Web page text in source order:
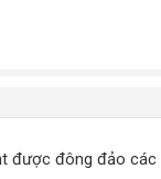
đông đảo các